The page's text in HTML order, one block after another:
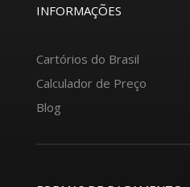
INFORMAÇÕES
Cartórios do Brasil
Calculador de Preço
Blog